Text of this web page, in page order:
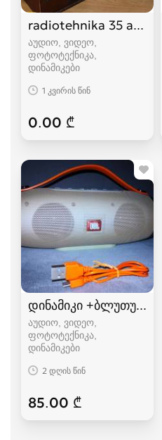
radiotehnika 35 ac-1
აუდიო, ვიდეო,
ფოტოტექნიკა,
დინამიკები
1 კვირის წინ
0.00 ₾
დინამიკი
აუდიო, ვიდეო,
ფოტოტექნიკა,
დინამიკები
2 დღის წინ
85.00 ₾